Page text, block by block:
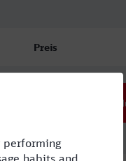
Preis